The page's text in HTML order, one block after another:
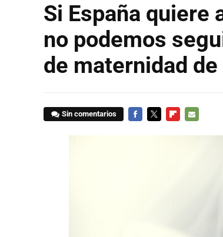
Si España quiere
no podemos
de maternidad
Sin comentarios